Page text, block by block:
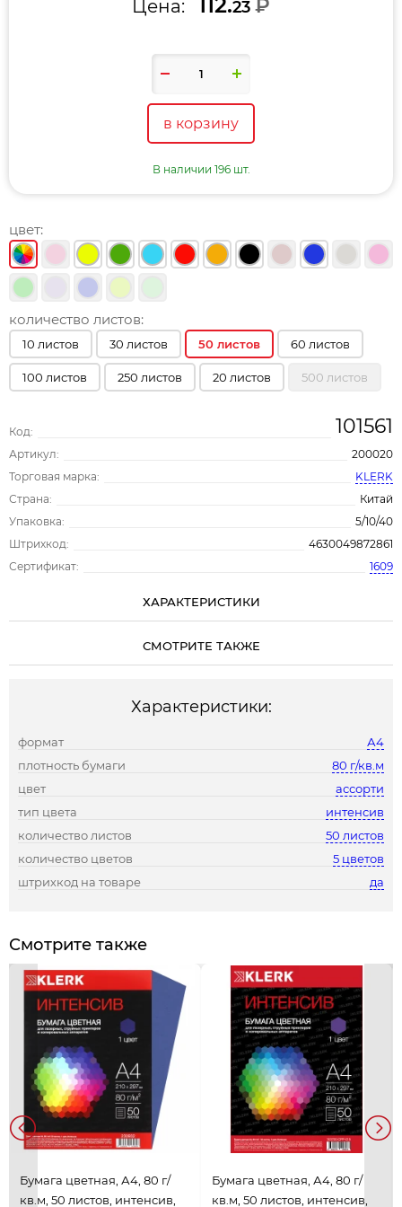
цвет:
количество листов:
10 листов 30 листов 50 листов 60 листов
100 листов 250 листов 20 листов 500 листов
Код: 101561
Артикул:
200020
Торговая марка:
KLERK
Страна:
Китай
Упаковка:
5/10/40
Штрихкод:
4630049872861
Сертификат:
1609
Цена: 23 ₽
в корзину
В наличии 196 шт.
ХАРАКТЕРИСТИКИ
СМОТРИТЕ ТАКЖЕ
Характеристики:
формат
А4
плотность бумаги
80 г/кв.м
цвет
ассорти
тип цвета
интенсив
количество листов
50 листов
количество цветов
5 цветов
штрихкод на товаре
да
Смотрите также
Бумага цветная, А4, 80 г/
кв.м, 50 листов, интенсив,
Бумага цветная, А4, 80 г/
кв.м, 50 листов, интенсив,